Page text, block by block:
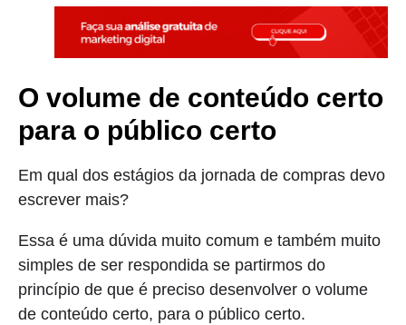
O volume de conteúdo certo
para o público certo
Em qual dos estágios da jornada de compras devo
escrever mais?
Essa é uma dúvida muito comum e também muito
simples de ser respondida se partirmos do
princípio de que é preciso desenvolver o volume
de conteúdo certo, para o público certo.